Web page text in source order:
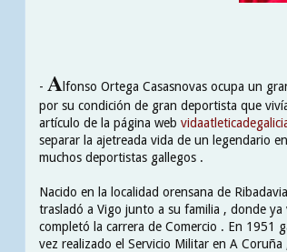
- Alfonso Ortega Casasnovas ocupa un
por su condición de gran deportista que
artículo de la página web
separar la ajetreada vida de un legendario
muchos deportistas gallegos .
Nacido en la localidad orensana de
trasladó a Vigo junto a su familia , donde ya
completó la carrera de Comercio . En 1951
vez realizado el Servicio Militar en A